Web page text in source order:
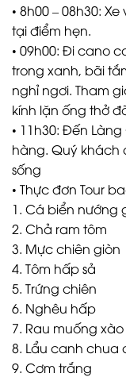
• 8h00 – 08h30:
tại điểm hẹn.
• 09h00: Đi cano
trong xanh, bãi
nghỉ ngơi. Tham
kính lặn ống thở
• 11h30: Đến
hàng. Quý khách
sống
• Thực đơn Tour
1. Cá biển nướng
2. Chả ram tôm
3. Mực chiên giòn
4. Tôm hấp sả
5. Trứng chiên
6. Nghêu hấp
7. Rau muống
8. Lẩu canh chua
9. Cơm trắng